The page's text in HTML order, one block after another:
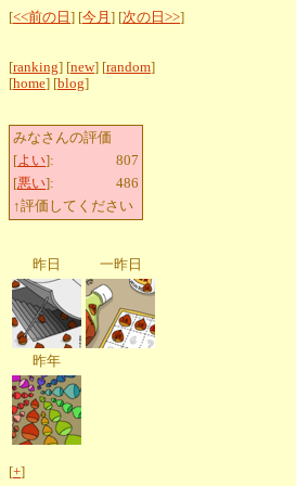
[<<前の日 ] [今月 ] [次の日>>]
[ranking] [new] [random]
[home] [blog]
みなさんの評価
[よい]:
807
[悪い]:
486
↑評価してください
昨日 一昨日
昨年
[+]